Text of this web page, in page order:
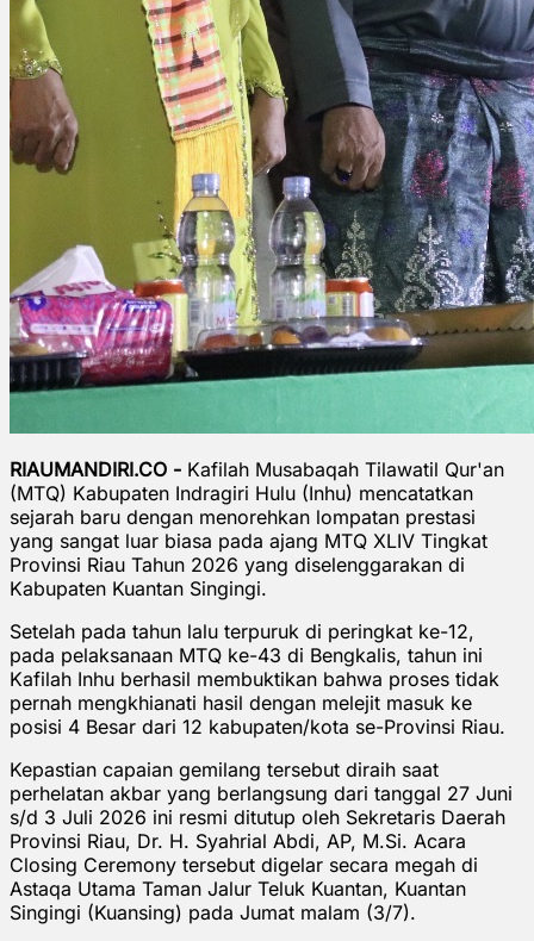
RIAUMANDIRI.CO - Kafilah Musabaqah Tilawatil Qur'an
(MTQ) Kabupaten Indragiri Hulu (Inhu) mencatatkan
sejarah baru dengan menorehkan lompatan prestasi
yang sangat luar biasa pada ajang MTQ XLIV Tingkat
Provinsi Riau Tahun 2026 yang diselenggarakan di
Kabupaten Kuantan Singingi.
Setelah pada tahun lalu terpuruk di peringkat ke-12,
pada pelaksanaan MTQ ke-43 di Bengkalis, tahun ini
Kafilah Inhu berhasil membuktikan bahwa proses tidak
pernah mengkhianati hasil dengan melejit masuk ke
posisi 4 Besar dari 12 kabupaten/kota se-Provinsi Riau.
Kepastian capaian gemilang tersebut diraih saat
perhelatan akbar yang berlangsung dari tanggal 27 Juni
s/d 3 Juli 2026 ini resmi ditutup oleh Sekretaris Daerah
Provinsi Riau, Dr. H. Syahrial Abdi, AP, M.Si. Acara
Closing Ceremony tersebut digelar secara megah di
Astaqa Utama Taman Jalur Teluk Kuantan, Kuantan
Singingi (Kuansing) pada Jumat malam (3/7).